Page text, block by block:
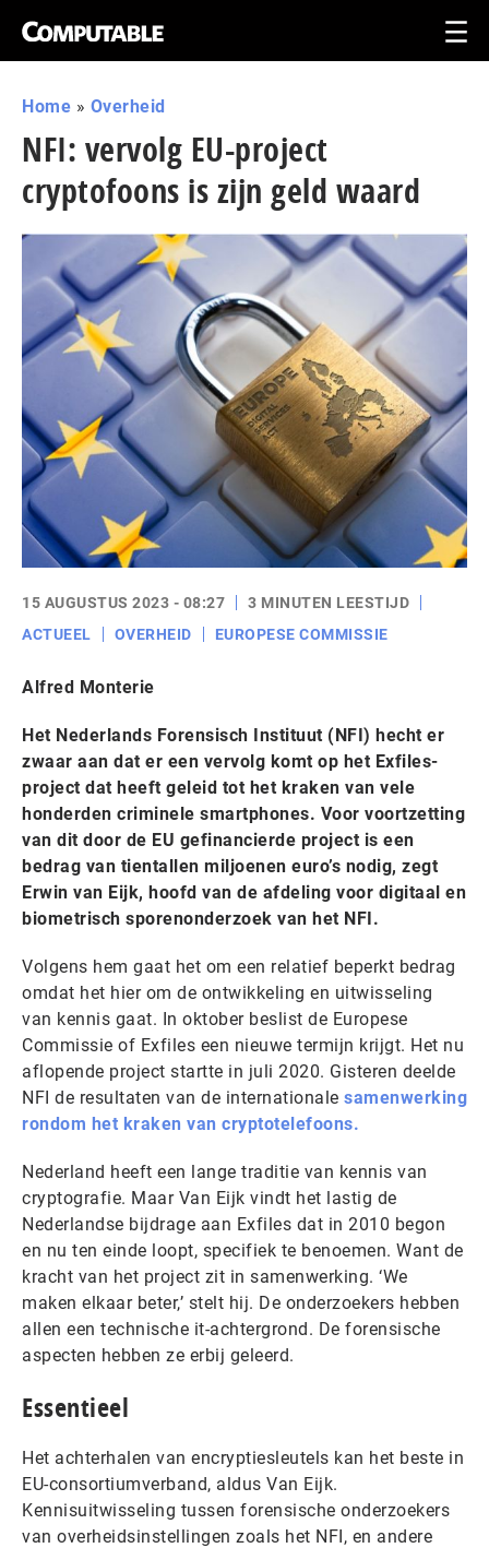
Home » Overheid
NFI: vervolg EU-project
cryptofoons is zijn geld waard
15 AUGUSTUS 2023 - 08:27
3 MINUTEN LEESTIJD
ACTUEEL
OVERHEID EUROPESE COMMISSIE
Alfred Monterie
Het Nederlands Forensisch Instituut (NFI) hecht er
zwaar aan dat er een vervolg komt op het Exfiles-
project dat heeft geleid tot het kraken van vele
honderden criminele smartphones. Voor voortzetting
van dit door de EU gefinancierde project is een
bedrag van tientallen miljoenen euro’s nodig, zegt
Erwin van Eijk, hoofd van de afdeling voor digitaal en
biometrisch sporenonderzoek van het NFI.
Volgens hem gaat het om een relatief beperkt bedrag
omdat het hier om de ontwikkeling en uitwisseling
van kennis gaat. In oktober beslist de Europese
Commissie of Exfiles een nieuwe termijn krijgt. Het nu
aflopende project startte in juli 2020. Gisteren deelde
NFI de resultaten van de internationale samenwerking
rondom het kraken van cryptotelefoons.
Nederland heeft een lange traditie van kennis van
cryptografie. Maar Van Eijk vindt het lastig de
Nederlandse bijdrage aan Exfiles dat in 2010 begon
en nu ten einde loopt, specifiek te benoemen. Want de
kracht van het project zit in samenwerking. ‘We
maken elkaar beter,’ stelt hij. De onderzoekers hebben
allen een technische it-achtergrond. De forensische
aspecten hebben ze erbij geleerd.
Essentieel
Het achterhalen van encryptiesleutels kan het beste in
EU-consortiumverband, aldus Van Eijk.
Kennisuitwisseling tussen forensische onderzoekers
van overheidsinstellingen zoals het NFI, en andere